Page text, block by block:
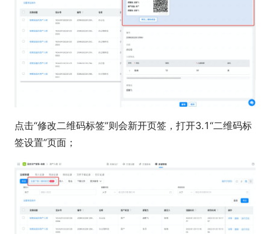
点击“修改二维码标签”则会新开页签，打开3.1“二维码标
签设置”页面；